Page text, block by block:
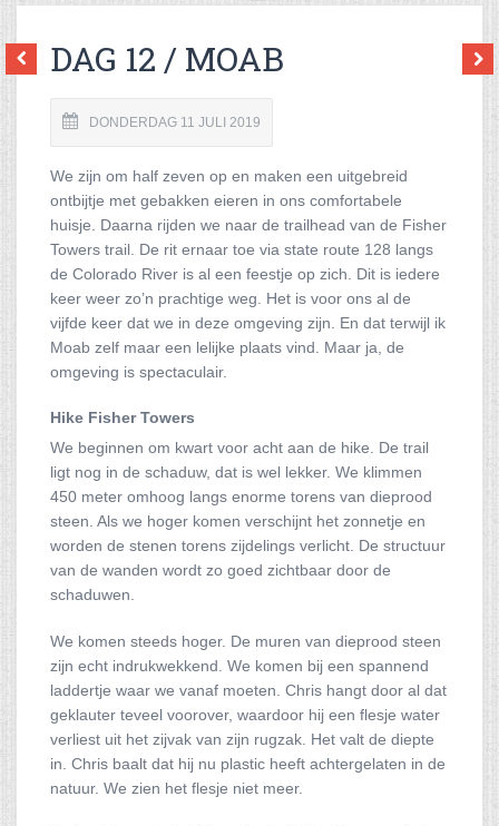
DAG 12 / MOAB
DONDERDAG 11 JULI 2019
We zijn om half zeven op en maken een uitgebreid
ontbijtje met gebakken eieren in ons comfortabele
huisje. Daarna rijden we naar de trailhead van de Fisher
Towers trail. De rit ernaar toe via state route 128 langs
de Colorado River is al een feestje op zich. Dit is iedere
keer weer zo’n prachtige weg. Het is voor ons al de
vijfde keer dat we in deze omgeving zijn. En dat terwijl ik
Moab zelf maar een lelijke plaats vind. Maar ja, de
omgeving is spectaculair.
Hike Fisher Towers
We beginnen om kwart voor acht aan de hike. De trail
ligt nog in de schaduw, dat is wel lekker. We klimmen
450 meter omhoog langs enorme torens van dieprood
steen. Als we hoger komen verschijnt het zonnetje en
worden de stenen torens zijdelings verlicht. De structuur
van de wanden wordt zo goed zichtbaar door de
schaduwen.
We komen steeds hoger. De muren van dieprood steen
zijn echt indrukwekkend. We komen bij een spannend
laddertje waar we vanaf moeten. Chris hangt door al dat
geklauter teveel voorover, waardoor hij een flesje water
verliest uit het zijvak van zijn rugzak. Het valt de diepte
in. Chris baalt dat hij nu plastic heeft achtergelaten in de
natuur. We zien het flesje niet meer.